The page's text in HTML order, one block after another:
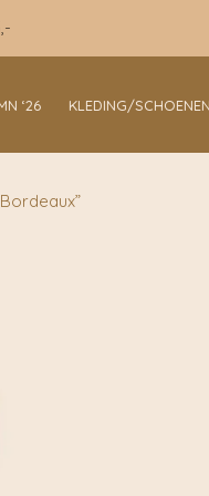
‘26 KLEDING/SCHOENEN